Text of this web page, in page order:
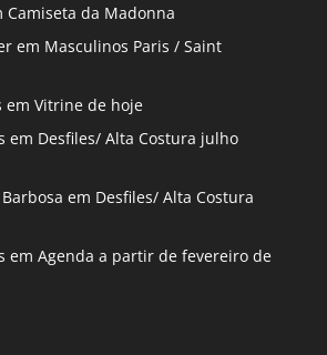
Camiseta da Madonna
em Masculinos Paris / Saint
em Vitrine de hoje
em Desfiles/ Alta Costura julho
em Desfiles/ Alta Costura
em Agenda a partir de fevereiro de